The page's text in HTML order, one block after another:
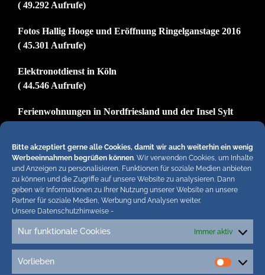
Bitte akzeptiert gerne alle Cookies, damit wir auch weiterhin ein wenig
Werbeeinnahmen begrüßen können. Wir verwenden Cookies, um Inhalte
und Anzeigen zu personalisieren, Funktionen für soziale Medien anbieten
zu können und die Zugriffe auf unsere Website zu analysieren. Dann
geben wir Informationen zu Ihrer Nutzung unserer Website an unsere
Partner für soziale Medien, Werbung und Analysen weiter.
Unsere Datenschutzhinweise -
Nur funktionale Cookies Immer aktiv
Vorlieben
( 49.292 Aufrufe)
Fotos Hallig Hooge und Eröffnung Ringelganstage 2016
( 45.301 Aufrufe)
Elektronotdienst in Köln
( 44.546 Aufrufe)
Ferienwohnungen in Nordfriesland und der Insel Sylt
Impressum
( 29.864 Aufrufe)
Hiermit untersagen wir strengstens die komplette
Einbindung von Artikeln unserer Blogs in anderen